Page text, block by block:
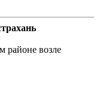
районе возле